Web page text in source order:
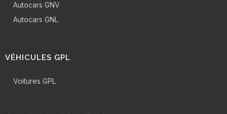
Autocars GNV
Autocars GNL
VÉHICULES GPL
Voitures GPL